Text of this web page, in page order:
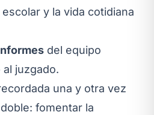
y la vida cotidiana
del equipo
juzgado.
una y otra vez
fomentar la